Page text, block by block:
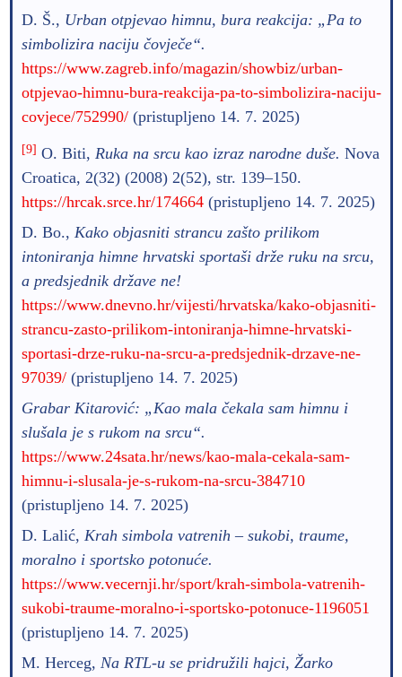
D. Š., Urban otpjevao himnu, bura reakcija: „Pa to
simbolizira naciju čovječe“.
https://www.zagreb.info/magazin/showbiz/urban-
otpjevao-himnu-bura-reakcija-pa-to-simbolizira-naciju-
covjece/752990/(pristupljeno 14. 7. 2025)
[9] O. Biti, Ruka na srcu kao izraz narodne duše. Nova
Croatica, 2(32) (2008) 2(52), str. 139–150.
https://hrcak.srce.hr/174664(pristupljeno 14. 7. 2025)
D. Bo., Kako objasniti strancu zašto prilikom
intoniranja himne hrvatski sportaši drže ruku na srcu,
a predsjednik države ne!
https://www.dnevno.hr/vijesti/hrvatska/kako-objasniti-
strancu-zasto-prilikom-intoniranja-himne-hrvatski-
sportasi-drze-ruku-na-srcu-a-predsjednik-drzave-ne-
97039/(pristupljeno 14. 7. 2025)
Grabar Kitarović: „Kao mala čekala sam himnu i
slušala je s rukom na srcu“.
https://www.24sata.hr/news/kao-mala-cekala-sam-
himnu-i-slusala-je-s-rukom-na-srcu-384710
(pristupljeno 14. 7. 2025)
D. Lalić, Krah simbola vatrenih – sukobi, traume,
moralno i sportsko potonuće.
https://www.vecernji.hr/sport/krah-simbola-vatrenih-
sukobi-traume-moralno-i-sportsko-potonuce-1196051
(pristupljeno 14. 7. 2025)
M. Herceg, Na RTL-u se pridružili hajci, Žarko